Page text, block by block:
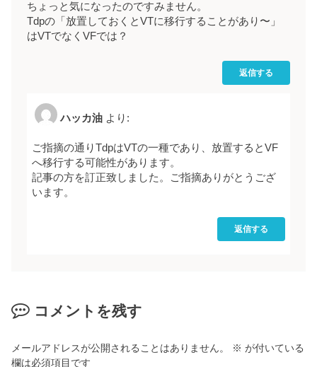
ちょっと気になったのですみません。
Tdpの「放置しておくとVTに移行することがあり〜」
はVTでなくVFでは？
返信する
ハッカ油 より:
ご指摘の通りTdpはVTの一種であり、放置するとVF
へ移行する可能性があります。
記事の方を訂正致しました。ご指摘ありがとうござ
います。
返信する
コメントを残す
メールアドレスが公開されることはありません。 ※ が付いている
欄は必須項目です